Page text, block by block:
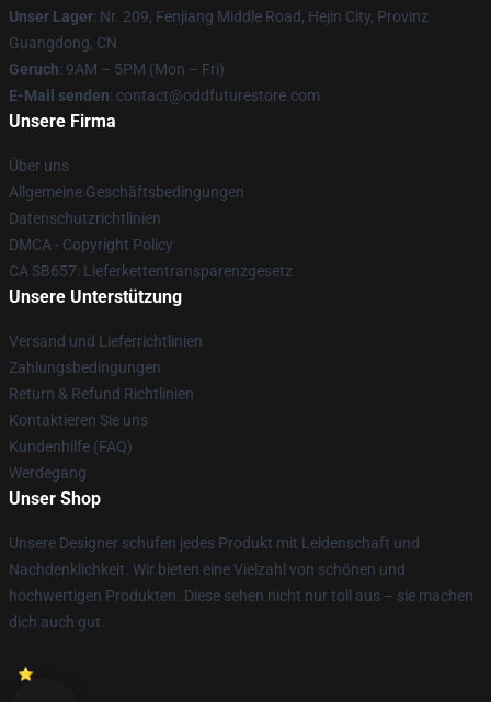
Unser Lager: Nr. 209, Fenjiang Middle Road, Hejin City, Provinz
Guangdong, CN
Geruch: 9AM – 5PM (Mon – Fri)
E-Mail senden: contact@oddfuturestore.com
Unsere Firma
Über uns
Allgemeine Geschäftsbedingungen
Datenschutzrichtlinien
DMCA - Copyright Policy
CA SB657: Lieferkettentransparenzgesetz
Unsere Unterstützung
Versand und Lieferrichtlinien
Zahlungsbedingungen
Return & Refund Richtlinien
Kontaktieren Sie uns
Kundenhilfe (FAQ)
Werdegang
Unser Shop
Unsere Designer schufen jedes Produkt mit Leidenschaft und
Nachdenklichkeit. Wir bieten eine Vielzahl von schönen und
hochwertigen Produkten. Diese sehen nicht nur toll aus – sie machen
dich auch gut.